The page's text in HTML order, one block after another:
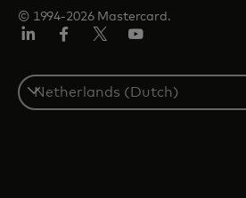
© 1994-2026 Mastercard.
Select
a
country